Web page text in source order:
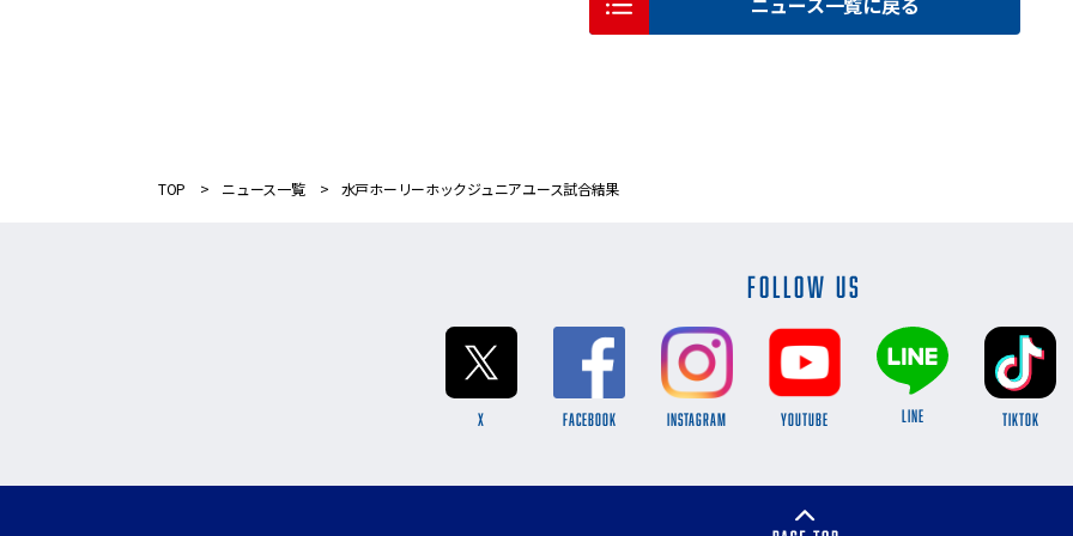
TOP ニュース一覧 水戸ホーリーホックジュニアユース試合結果
FOLLOW US
X FACEBOOK INSTAGRAM YOUTUBE LINE TikTok